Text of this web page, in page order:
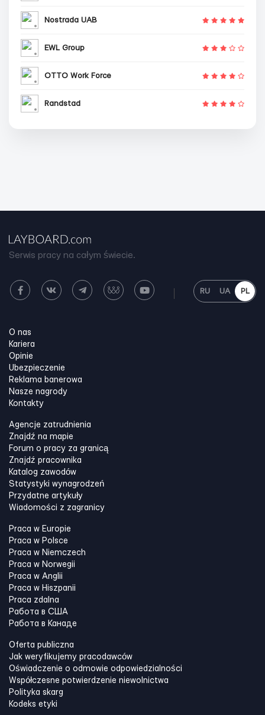
Nostrada UAB
EWL Group
OTTO Work Force
Randstad
Serwis pracy na całym świecie.
RU UA PL
O nas
Kariera
Opinie
Ubezpieczenie
Reklama banerowa
Nasze nagrody
Kontakty
Agencje zatrudnienia
Znajdź na mapie
Forum o pracy za granicą
Znajdź pracownika
Katalog zawodów
Statystyki wynagrodzeń
Przydatne artykuły
Wiadomości z zagranicy
Praca w Europie
Praca w Polsce
Praca w Niemczech
Praca w Norwegii
Praca w Anglii
Praca w Hiszpanii
Praca zdalna
Работа в США
Работа в Канадe
Oferta publiczna
Jak weryfikujemy pracodawców
Oświadczenie o odmowie odpowiedzialności
Współczesne potwierdzenie niewolnictwa
Polityka skarg
Kodeks etyki